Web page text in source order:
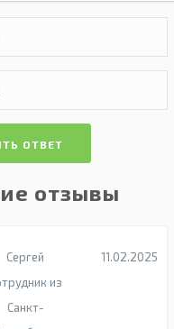
ОТВЕТ
отзывы
Сергей
из
Санкт-
11.02.2025